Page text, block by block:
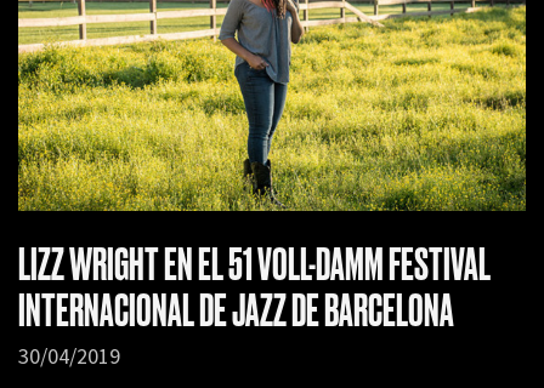
LIZZ WRIGHT EN EL 51 VOLL-DAMM FESTIVAL
INTERNACIONAL DE JAZZ DE BARCELONA
30/04/2019